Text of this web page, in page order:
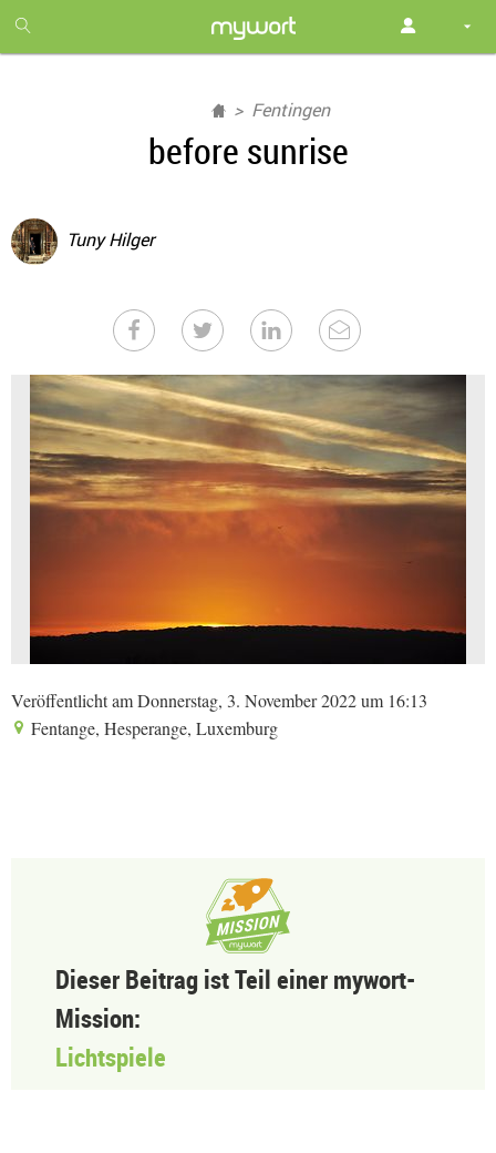
month
free
Fentingen
before sunrise
Tuny Hilger
Veröffentlicht am Donnerstag, 3. November 2022 um 16:13
Fentange, Hesperange, Luxemburg
Dieser Beitrag ist Teil einer mywort-
Mission:
Lichtspiele